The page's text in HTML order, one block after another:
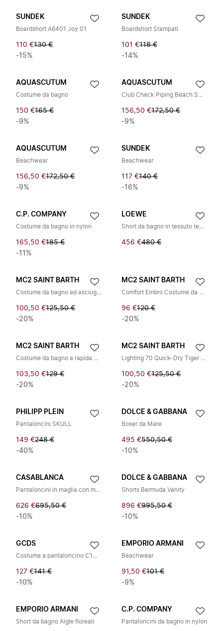
SUNDEK
Boardshort A6401 Joy 01
110 €130 €
-15%
SUNDEK
Boardshort Stampati
101 €118 €
-14%
AQUASCUTUM
Costume da bagno
150 €165 €
-9%
AQUASCUTUM
Club Check Piping Beach Swim Shorts
156,50 €172,50 €
-9%
AQUASCUTUM
Beachwear
156,50 €172,50 €
-9%
SUNDEK
Beachwear
117 €140 €
-16%
C.P. COMPANY
Costume da bagno in nylon
165,50 €185 €
-11%
LOEWE
Short da bagno in tessuto tecnico
456 €480 €
MC2 SAINT BARTH
Costume da bagno ad asciugatura rapida Micro Happy Sabrage
100,50 €125,50 €
-20%
MC2 SAINT BARTH
Comfort Embro Costume da Bagno Rilassato
96 €120 €
-20%
MC2 SAINT BARTH
Costume da bagno a rapida asciugatura Pantone
103,50 €129 €
-20%
MC2 SAINT BARTH
Lighting 70 Quick-Dry Tiger Mania Swimshorts
100,50 €125,50 €
-20%
PHILIPP PLEIN
Pantaloncini SKULL
149 €248 €
-40%
DOLCE & GABBANA
Boxer da Mare
495 €550,50 €
-10%
CASABLANCA
Pantaloncini in maglia con monogramma sfumato
626 €695,50 €
-10%
DOLCE & GABBANA
Shorts Bermuda Vanity
896 €995,50 €
-10%
GCDS
Costume a pantaloncino C1MEQS249T016
127 €141 €
-10%
EMPORIO ARMANI
Beachwear
91,50 €101 €
-9%
EMPORIO ARMANI
Short da bagno Aigle floreali
C.P. COMPANY
Pantaloncini da bagno in nylon